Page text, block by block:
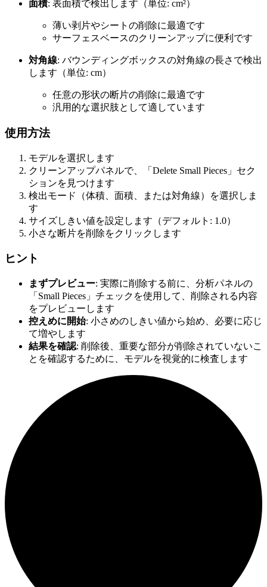
面積: 表面積で検出します（単位: cm²）
薄い剥片やシートの削除に最適です
サーフェスベースのクリーンアップに便利です
対角線: バウンディングボックスの対角線の長さで検出
します（単位: cm）
任意の形状の断片の削除に最適です
汎用的な選択肢として適しています
使用方法
モデルを選択します
クリーンアップパネルで、「Delete Small Pieces」セク
ションを見つけます
検出モード（体積、面積、または対角線）を選択しま
す
サイズしきい値を設定します（デフォルト: 1.0）
小さな断片を削除をクリックします
ヒント
まずプレビュー: 実際に削除する前に、分析パネルの
「Small Pieces」チェックを使用して、削除される内容
をプレビューします
控えめに開始: 小さめのしきい値から始め、必要に応じ
て増やします
結果を確認: 削除後、重要な部分が削除されていないこ
とを確認するために、モデルを視覚的に検査します